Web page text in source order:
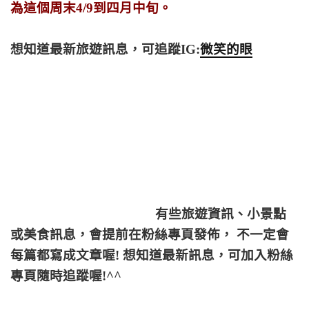
為這個周末4/9到四月中旬。
想知道最新旅遊訊息，可追蹤IG:微笑的眼
有些旅遊資訊、小景點
或美食訊息，會提前在粉絲專頁發佈， 不一定會
每篇都寫成文章喔! 想知道最新訊息，可加入粉絲
專頁隨時追蹤喔!^^